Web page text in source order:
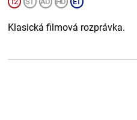
Klasická filmová rozprávka.